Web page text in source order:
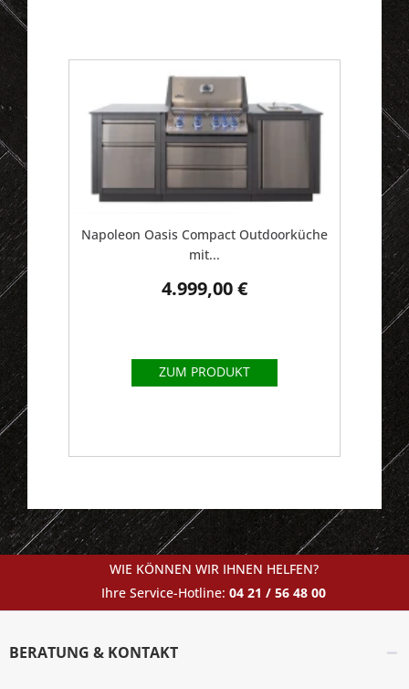
unter
5648054
Napoleon Oasis Compact Outdoorküche
mit...
4.999,00 €
ZUM PRODUKT
WIE KÖNNEN WIR IHNEN HELFEN?
Ihre Service-Hotline: 04 21 / 56 48 00
BERATUNG & KONTAKT